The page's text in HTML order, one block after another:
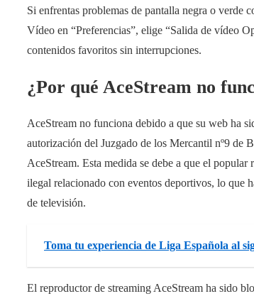
Si enfrentas problemas de pantalla negra o verde
Vídeo en “Preferencias”, elige “Salida de vídeo
contenidos favoritos sin interrupciones.
¿Por qué AceStream no
AceStream no funciona debido a que su web ha
autorización del Juzgado de los Mercantil nº9 de
AceStream. Esta medida se debe a que el
ilegal relacionado con eventos deportivos, lo que
de televisión.
Toma tu experiencia de Liga Española al
El reproductor de streaming AceStream ha sido